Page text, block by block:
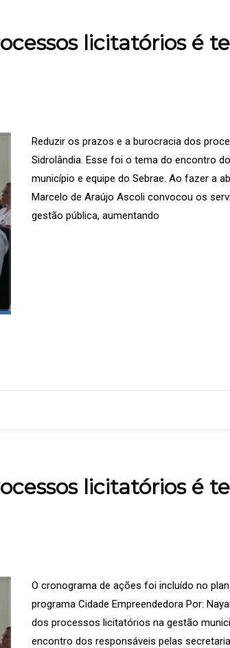
licitatórios é
Reduzir os prazos e a burocracia dos
Sidrolândia. Esse foi o tema do encontro
município e equipe do Sebrae. Ao fazer a
Marcelo de Araújo Ascoli convocou os
gestão pública, aumentando
licitatórios é
O cronograma de ações foi incluído no
programa Cidade Empreendedora Por:
dos processos licitatórios na gestão
encontro dos responsáveis pelas